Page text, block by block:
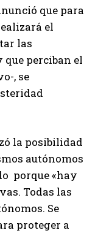
que para
el
las
que perciban el
, se
la posibilidad
autónomos
porque «hay
Todas las
Se
proteger a